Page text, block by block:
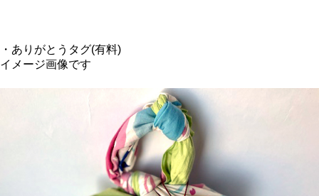
・ありがとうタグ(有料)
イメージ画像です